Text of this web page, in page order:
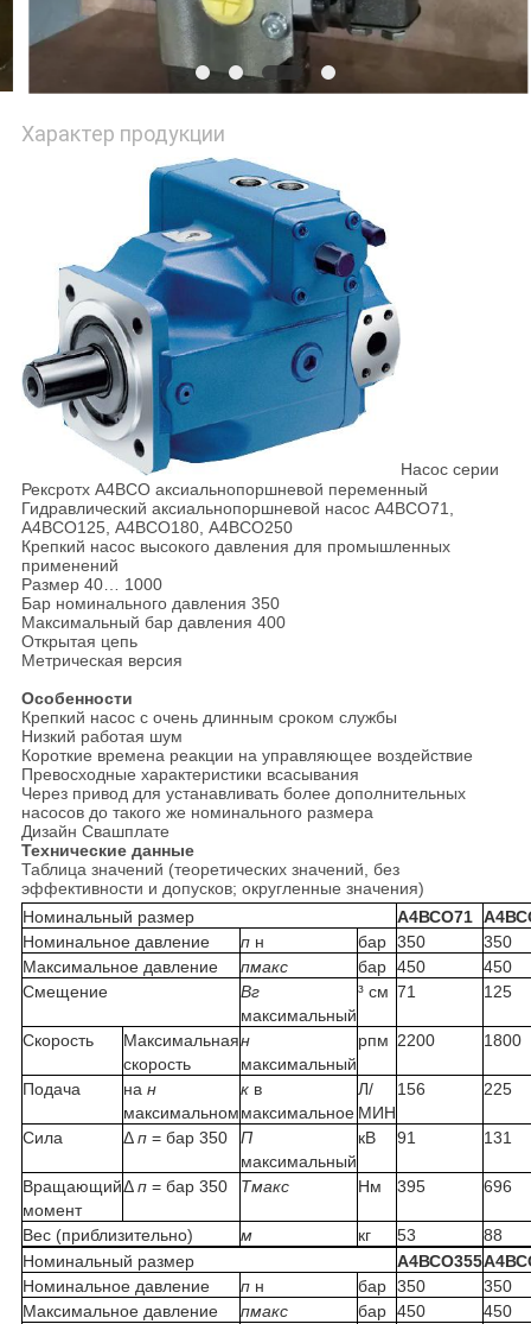
Характер продукции
Насос серии
Рексротх А4ВСО аксиальнопоршневой переменный
Гидравлический аксиальнопоршневой насос А4ВСО71,
А4ВСО125, А4ВСО180, А4ВСО250
Крепкий насос высокого давления для промышленных
применений
Размер 40… 1000
Бар номинального давления 350
Максимальный бар давления 400
Открытая цепь
Метрическая версия
Особенности
Крепкий насос с очень длинным сроком службы
Низкий работая шум
Короткие времена реакции на управляющее воздействие
Превосходные характеристики всасывания
Через привод для устанавливать более дополнительных
насосов до такого же номинального размера
Дизайн Свашплате
Технические данные
Таблица значений (теоретических значений, без
эффективности и допусков; округленные значения)
Номинальный размер
А4ВСО71
Номинальное давление
пн бар 350
350
Максимальное давление
пмакс бар 450
450
Смещение
Вг
максимальный
³ см 71 125
Скорость
Максимальная
скорость
н
максимальный
рпм 2200 1800
Подача на н
максимальном
кв
максимальное
Л/
МИН
156 225
Сила Δп= бар 350
П
максимальный
кВ 91 131
Вращающий
момент
Δп= бар 350 Тмакс Нм 395 696
Вес (приблизительно) м кг 53
88
Номинальный размер
А4ВСО355
Номинальное давление
пн бар 350
350
Максимальное давление
пмакс бар 450
450